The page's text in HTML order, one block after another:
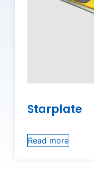
Starplate
Read more